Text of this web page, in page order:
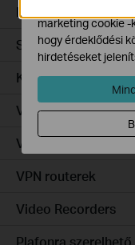
Hardware
Software
Kamerák
Vezérlő rendszer
Vezérelhető switch
VPN routerek
Video Recorders
Plafonra szerelhető
marketing cookie -
hogy érdeklődési
hirdetéseket